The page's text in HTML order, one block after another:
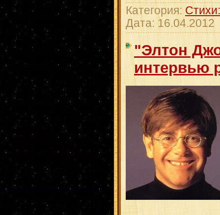
Категория:
Дата: 16.04.2012
"Элтон
интервью